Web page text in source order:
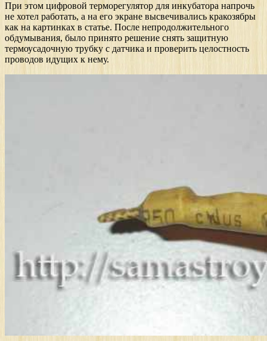
При этом цифровой терморегулятор для инкубатора напрочь
не хотел работать, а на его экране высвечивались кракозябры
как на картинках в статье. После непродолжительного
обдумывания, было принято решение снять защитную
термоусадочную трубку с датчика и проверить целостность
проводов идущих к нему.